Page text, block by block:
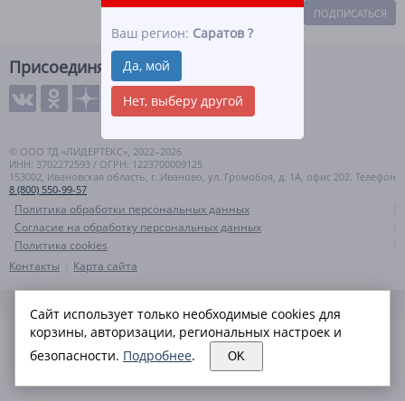
Ваш регион: Саратов ?
Да, мой
Нет, выберу другой
ПОДПИСАТЬСЯ
Присоединяйтесь
© ООО ТД «ЛИДЕРТЕКС», 2022–2026
ИНН: 3702272593 / ОГРН: 1223700009125
153002, Ивановская область, г. Иваново, ул. Громобоя, д. 1А, офис 202. Телефон
8 (800) 550-99-57
Политика обработки персональных данных
Согласие на обработку персональных данных
Политика cookies
Контакты
Карта сайта
Сайт использует только необходимые cookies для
корзины, авторизации, региональных настроек и
безопасности. Подробнее. OK